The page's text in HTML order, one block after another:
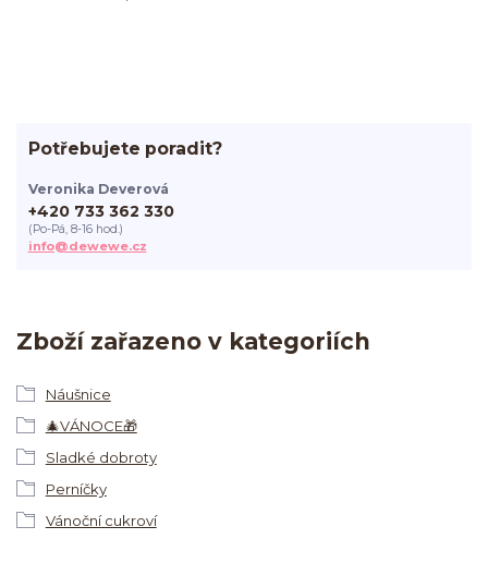
Zboží zařazeno v kategoriích
Náušnice
🎄VÁNOCE🎁
Sladké dobroty
Perníčky
Vánoční cukroví
Potřebujete poradit?
Veronika Deverová
+420 733 362 330
(Po-Pá, 8-16 hod.)
info@dewewe.cz